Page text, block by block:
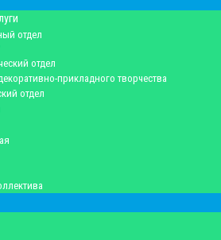
отдел
отдел
прикладного творчества
отдел